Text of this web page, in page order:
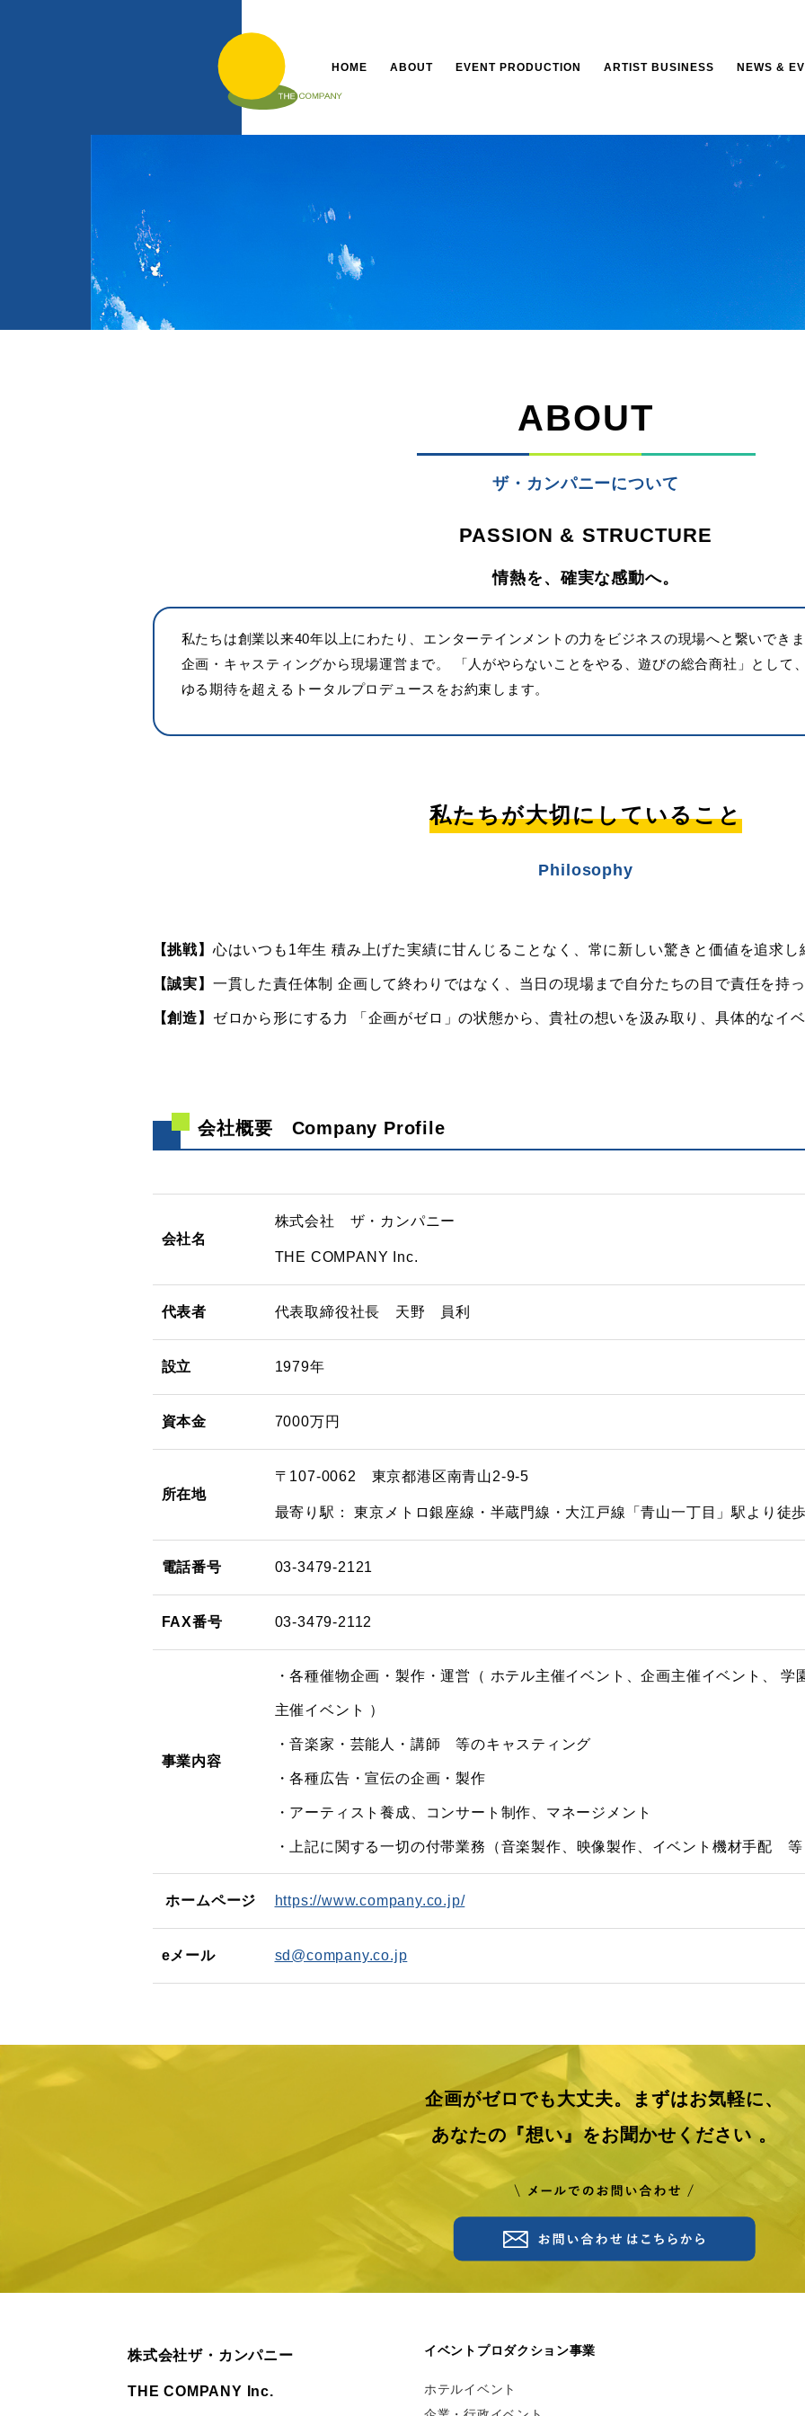
HOME ABOUT EVENT PRODUCTION ARTIST BUSINESS NEWS &
ABOUT
ザ・カンパニーについて
PASSION & STRUCTURE
情熱を、確実な感動へ。
私たちは創業以来40年以上にわたり、エンターテインメントの力をビジネスの現場へと繋いでき
企画・キャスティングから現場運営まで。 「人がやらないことをやる、遊びの総合商社」として
ゆる期待を超えるトータルプロデュースをお約束します。
私たちが大切にしていること
Philosophy
【挑戦】 心はいつも1年生 積み上げた実績に甘んじることなく、常に新しい驚きと価値を追求し
【誠実】 一貫した責任体制 企画して終わりではなく、当日の現場まで自分たちの目で責任を持
【創造】 ゼロから形にする力 「企画がゼロ」の状態から、貴社の想いを汲み取り、具体的なイ
会社概要 Company Profile
会社名
株式会社 ザ・カンパニー
THE COMPANY Inc.
代表者 代表取締役社長 天野 員利
設立 1979年
資本金 7000万円
所在地
〒107-0062 東京都港区南青山2-9-5
最寄り駅： 東京メトロ銀座線・半蔵門線・大江戸線「青山一丁目」駅より徒
電話番号 03-3479-2121
FAX番号 03-3479-2112
事業内容
・各種催物企画・製作・運営（ ホテル主催イベント、企画主催イベント、
主催イベント ）
・音楽家・芸能人・講師 等のキャスティング
・各種広告・宣伝の企画・製作
・アーティスト養成、コンサート制作、マネージメント
・ 上記に関する一切の付帯業務（音楽製作、映像製作、イベント機材手配
ホームページ https://www.company.co.jp/
eメール sd@company.co.jp
企画がゼロでも大丈夫。まずはお気軽に、
あなたの『想い』をお聞かせください 。
株式会社ザ・カンパニー
THE COMPANY Inc.
イベントプロダクション事業
ホテルイベント